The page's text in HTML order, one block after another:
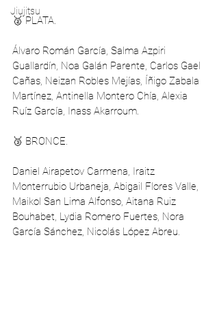
Jiujitsu
🥈 PLATA.
Álvaro Román García, Salma Azpiri
Guallardín, Noa Galán Parente, Carlos Gael
Cañas, Neizan Robles Mejías, Íñigo Zabala
Martínez, Antinella Montero Chía, Alexia
Ruíz García, Inass Akarroum.
🥉 BRONCE.
Daniel Airapetov Carmena, Iraitz
Monterrubio Urbaneja, Abigail Flores Valle,
Maikol San Lima Alfonso, Aitana Ruiz
Bouhabet, Lydia Romero Fuertes, Nora
García Sánchez, Nicolás López Abreu.